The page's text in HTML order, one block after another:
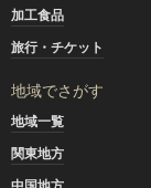
加工食品
旅行・チケット
地域でさがす
地域一覧
関東地方